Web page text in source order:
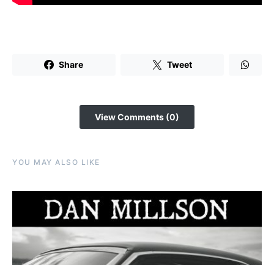
Share Tweet
View Comments (0)
YOU MAY ALSO LIKE